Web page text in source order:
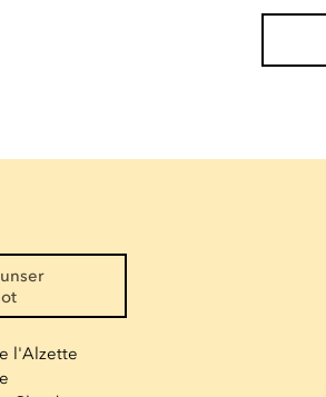
l'Alzette